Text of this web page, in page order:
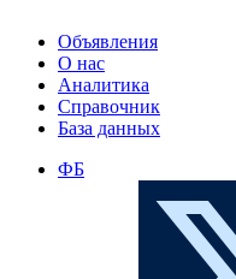
Объявления
О нас
Аналитика
Справочник
База данных
ФБ